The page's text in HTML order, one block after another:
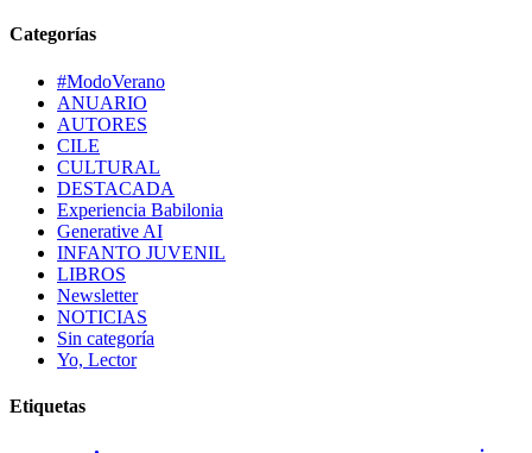
Categorías
#ModoVerano
ANUARIO
AUTORES
CILE
CULTURAL
DESTACADA
Experiencia Babilonia
Generative AI
INFANTO JUVENIL
LIBROS
Newsletter
NOTICIAS
Sin categoría
Yo, Lector
Etiquetas